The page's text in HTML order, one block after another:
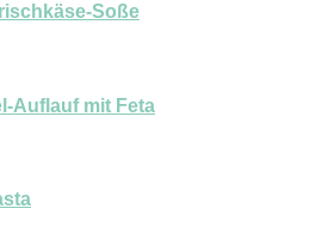
Soße
Auflauf mit Feta